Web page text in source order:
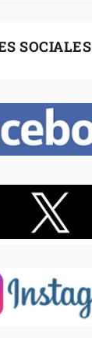
SOCIALES